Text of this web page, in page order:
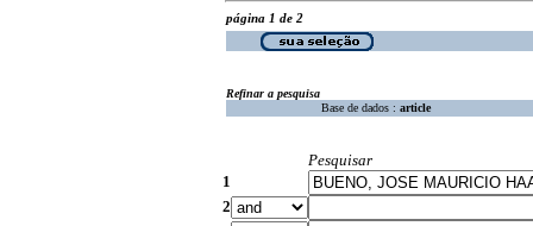
página 1 de 2
Refinar a pesquisa
Base de dados : article
Pesquisar
1
2